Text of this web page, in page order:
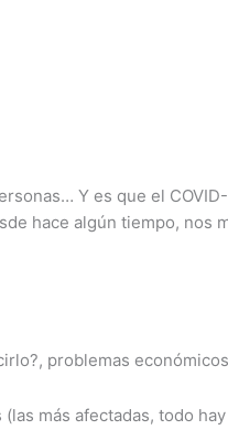
Y es que el
hace algún tiempo, nos
problemas
más afectadas, todo